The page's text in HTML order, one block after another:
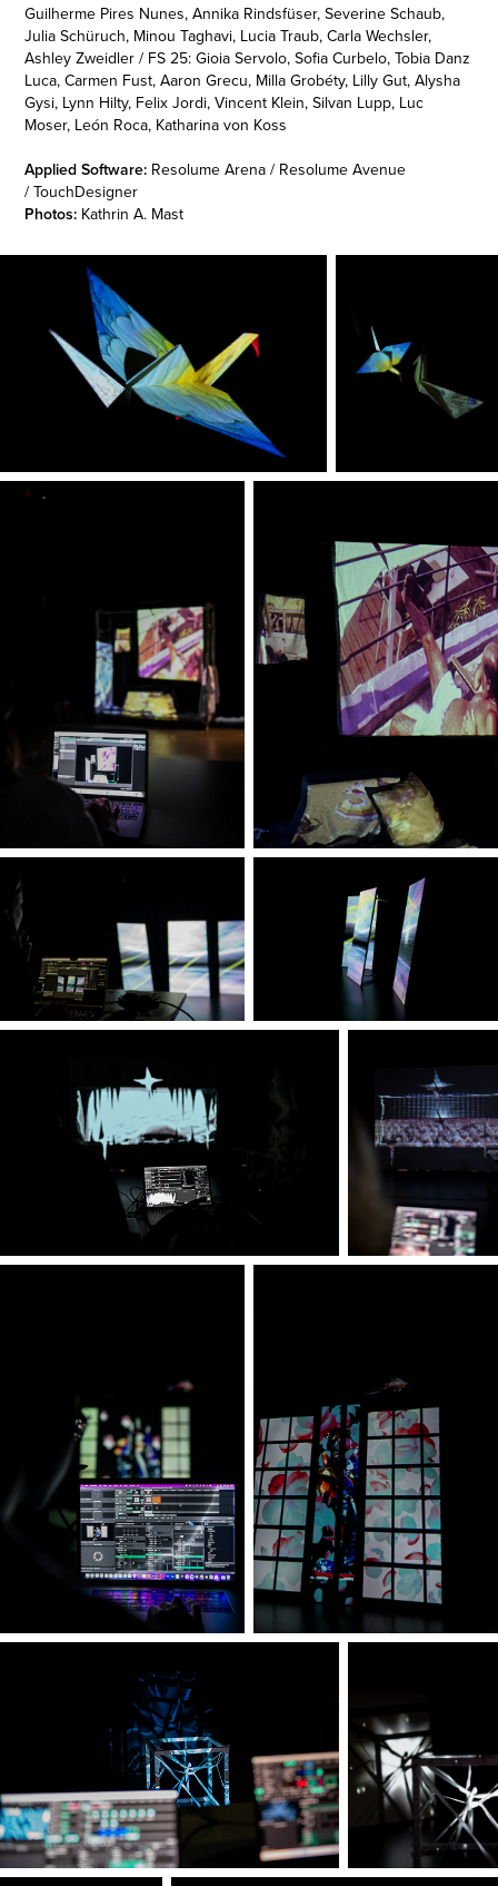
Guilherme Pires Nunes, Annika Rindsfüser, Severine Schaub,
Julia Schüruch, Minou Taghavi, Lucia Traub, Carla Wechsler,
Ashley Zweidler / FS 25: Gioia Servolo, Sofia Curbelo, Tobia Danz
Luca, Carmen Fust, Aaron Grecu, Milla Grobéty, Lilly Gut, Alysha
Gysi, Lynn Hilty, Felix Jordi, Vincent Klein, Silvan Lupp, Luc
Moser, León Roca, Katharina von Koss
Applied Software: Resolume Arena / Resolume Avenue
/ TouchDesigner
Photos: Kathrin A. Mast